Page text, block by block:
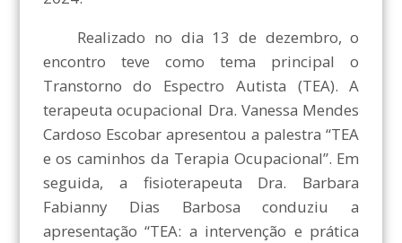
Realizado no dia 13 de dezembro, o
encontro teve como tema principal o
Transtorno do Espectro Autista (TEA). A
terapeuta ocupacional Dra. Vanessa Mendes
Cardoso Escobar apresentou a palestra “TEA
e os caminhos da Terapia Ocupacional”. Em
seguida, a fisioterapeuta Dra. Barbara
Fabianny Dias Barbosa conduziu a
apresentação “TEA: a intervenção e prática